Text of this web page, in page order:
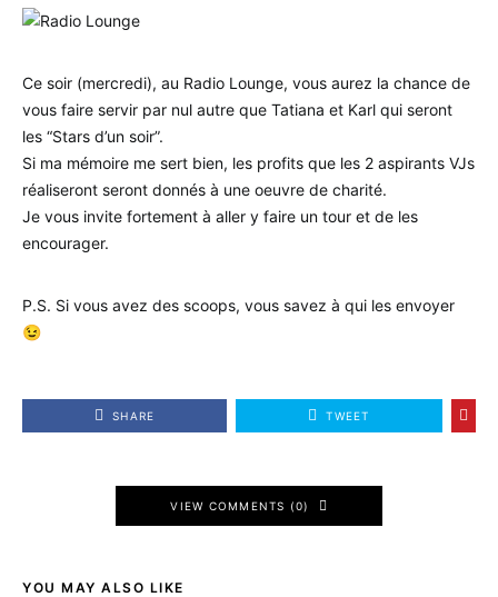
Ce soir (mercredi), au Radio Lounge, vous aurez la chance de
vous faire servir par nul autre que Tatiana et Karl qui seront
les “Stars d’un soir”.
Si ma mémoire me sert bien, les profits que les 2 aspirants VJs
réaliseront seront donnés à une oeuvre de charité.
Je vous invite fortement à aller y faire un tour et de les
encourager.
P.S. Si vous avez des scoops, vous savez à qui les envoyer
😉
SHARE TWEET
VIEW COMMENTS (0)
YOU MAY ALSO LIKE